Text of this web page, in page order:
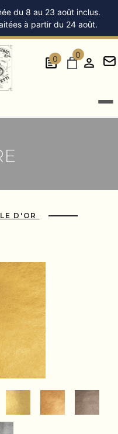
du 8 au 23 août inclus.
à partir du 24 août.
0 0
D'OR